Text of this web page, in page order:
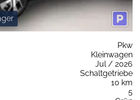
Pkw
Kleinwagen
Jul / 2026
Schaltgetriebe
10 km
5